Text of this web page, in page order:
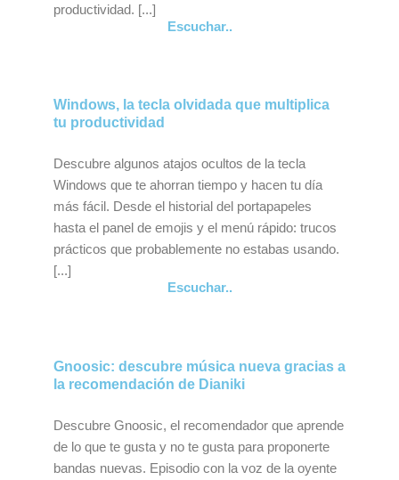
productividad. [...]
Escuchar..
Windows, la tecla olvidada que multiplica
tu productividad
Descubre algunos atajos ocultos de la tecla
Windows que te ahorran tiempo y hacen tu día
más fácil. Desde el historial del portapapeles
hasta el panel de emojis y el menú rápido: trucos
prácticos que probablemente no estabas usando.
[...]
Escuchar..
Gnoosic: descubre música nueva gracias a
la recomendación de Dianiki
Descubre Gnoosic, el recomendador que aprende
de lo que te gusta y no te gusta para proponerte
bandas nuevas. Episodio con la voz de la oyente